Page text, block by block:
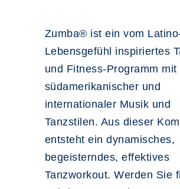
Zumba® ist ein vom
Lebensgefühl inspiriertes
und Fitness-Programm mit
südamerikanischer und
internationaler Musik und
Tanzstilen. Aus dieser
entsteht ein dynamisches,
begeisterndes, effektives
Tanzworkout. Werden Sie